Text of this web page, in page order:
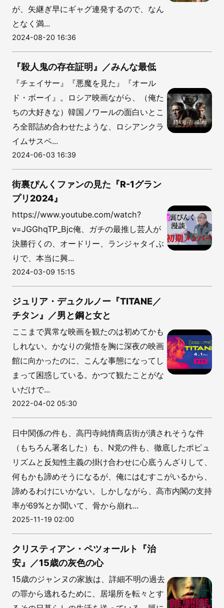
が、矢継ぎ早にギャグ連発するので、なん
となく満...
2024-08-20 16:36
『殺人鬼の存在証明』／みんな最低
『チェイサー』『悪魔を見た』『オール
ド・ボーイ』。ロシア映画ながら、（俺た
ちの大好きな）韓国ノワールの面白いとこ
ろ全部詰め合わせたような、ロシアンクラ
イムサスペ...
2024-06-03 16:39
街裏ぴんくファンの見た『R-1グラン
プリ2024』
https://www.youtube.com/watch?
v=JGGhqTP_Bjc俺、ガチの最推し芸人が
決勝行くの、オードリー、ランジャタイぶ
りで、本当に興...
2024-03-09 15:15
ジュリア・デュクルノー『TITANE／
チタン』／男と鋼と女と
ここまで異常な映画を観たのは初めてかも
しれない。かなりの覚悟を胸に深夜の映画
館に向かったのに、こんな事態になってし
まって困惑している。かつて観たことがな
いだけで...
2022-04-02 05:30
日中関係の件も、高円寺純情商店街が潰されそうな件
（もちろん署名した）も、N党の件も、徹底したポピュ
リズムと反知性主義の掛け合わせに心底うんざりして、
何もかも諦めそうになるが、俺にはむすこがいるから、
諦めるわけにいかない。しかしながら、高市内閣の支持
率が69%とか聞いて、骨から崩れ...
2025-11-19 02:00
クリスティアン・ペツォールト『治
安』／15歳の灰色の心
15歳のジャンヌの家族は、詳細不明の過去
の罪から逃れるために、居場所を転々とす